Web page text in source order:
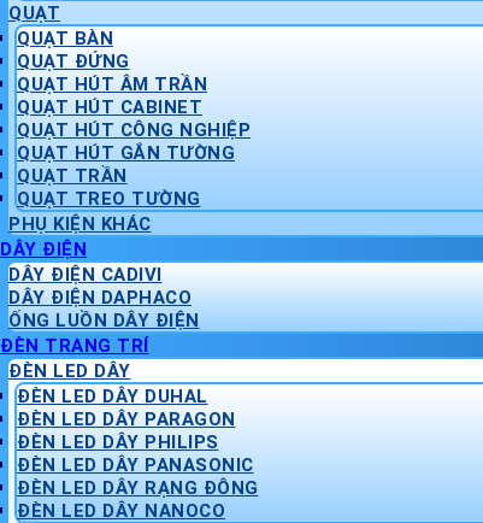
QUẠT
QUẠT BÀN
QUẠT ĐỨNG
QUẠT HÚT ÂM TRẦN
QUẠT HÚT CABINET
QUẠT HÚT CÔNG NGHIỆP
QUẠT HÚT GẮN TƯỜNG
QUẠT TRẦN
QUẠT TREO TƯỜNG
PHỤ KIỆN KHÁC
DÂY ĐIỆN
DÂY ĐIỆN CADIVI
DÂY ĐIỆN DAPHACO
ỐNG LUỒN DÂY ĐIỆN
ĐÈN TRANG TRÍ
ĐÈN LED DÂY
ĐÈN LED DÂY DUHAL
ĐÈN LED DÂY PARAGON
ĐÈN LED DÂY PHILIPS
ĐÈN LED DÂY PANASONIC
ĐÈN LED DÂY RẠNG ĐÔNG
ĐÈN LED DÂY NANOCO